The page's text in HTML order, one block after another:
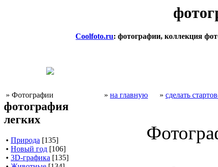
Coolfoto.ru: фотографии, коллекция
» Фотографии
фотография
легких
• Природа [135]
• Новый год [106]
• 3D-графика [135]
» на главную » сделать